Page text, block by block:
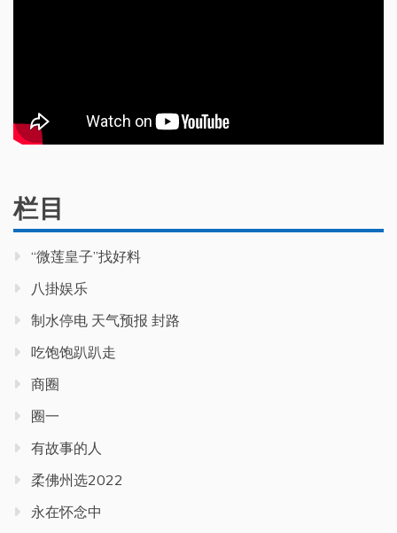
栏目
“微莲皇子”找好料
八掛娱乐
制水停电 天气预报 封路
吃饱饱趴趴走
商圈
圈一
有故事的人
柔佛州选2022
永在怀念中